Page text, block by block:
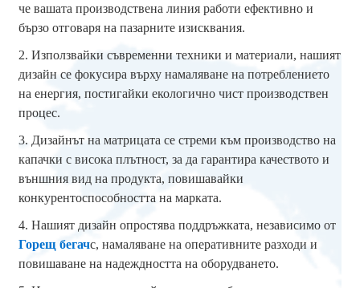
че вашата производствена линия работи ефективно и
бързо отговаря на пазарните изисквания.
2. Използвайки съвременни техники и материали, нашият
дизайн се фокусира върху намаляване на потреблението
на енергия, постигайки екологично чист производствен
процес.
3. Дизайнът на матрицата се стреми към производство на
капачки с висока плътност, за да гарантира качеството и
външния вид на продукта, повишавайки
конкурентоспособността на марката.
4. Нашият дизайн опростява поддръжката, независимо от
Горещ бегачс, намаляване на оперативните разходи и
повишаване на надеждността на оборудването.